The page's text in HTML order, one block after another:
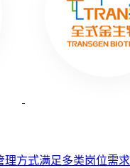
理方式满足多类岗位需求